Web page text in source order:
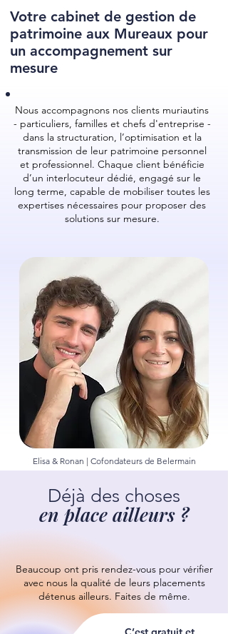
Votre cabinet de gestion de
patrimoine aux Mureaux pour
un accompagnement sur
mesure
Nous accompagnons nos clients muriautins
- particuliers, familles et chefs d'entreprise -
dans la structuration, l’optimisation et la
transmission de leur patrimoine personnel
et professionnel. Chaque client bénéficie
d’un interlocuteur dédié, engagé sur le
long terme, capable de mobiliser toutes les
expertises nécessaires pour proposer des
solutions sur mesure.
Elisa & Ronan | Cofondateurs de Belermain
Déjà des choses
en place ailleurs ?
Beaucoup ont pris rendez-vous pour vérifier
avec nous la qualité de leurs placements
détenus ailleurs. Faites de même.